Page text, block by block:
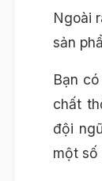
Ngoài
sản
Bạn
chất
đội
một số